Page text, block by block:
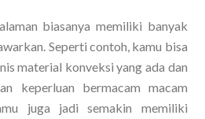
biasanya memiliki banyak
Seperti contoh, kamu bisa
material konveksi yang ada dan
keperluan bermacam macam
juga jadi semakin memiliki